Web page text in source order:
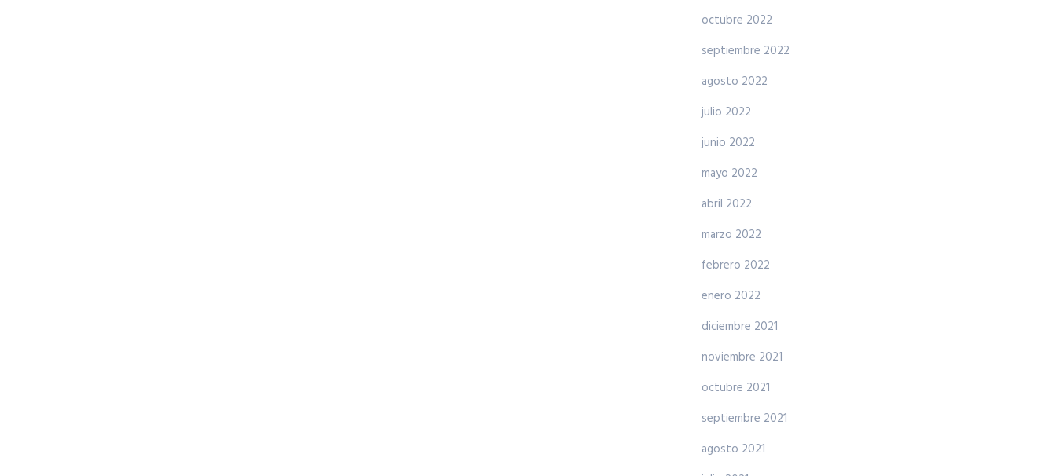
octubre 2022
septiembre 2022
agosto 2022
julio 2022
junio 2022
mayo 2022
abril 2022
marzo 2022
febrero 2022
enero 2022
diciembre 2021
noviembre 2021
octubre 2021
septiembre 2021
agosto 2021